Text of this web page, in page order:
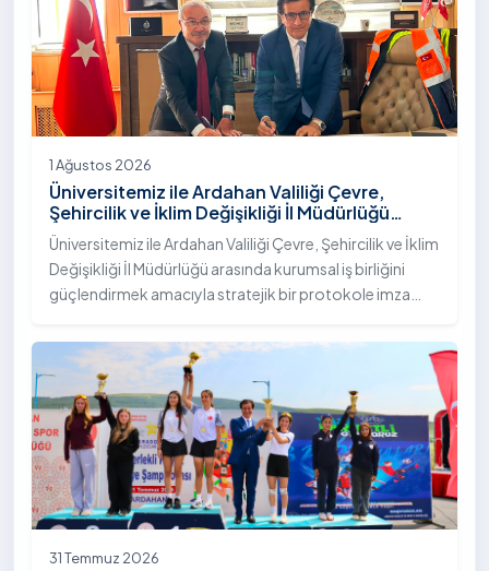
1 Ağustos 2026
Üniversitemiz ile Ardahan Valiliği Çevre,
Şehircilik ve İklim Değişikliği İl Müdürlüğü
Arasında İş Birliği Protokolü İmzalandı
Üniversitemiz ile Ardahan Valiliği Çevre, Şehircilik ve İklim
Değişikliği İl Müdürlüğü arasında kurumsal iş birliğini
güçlendirmek amacıyla stratejik bir protokole imza
31 Temmuz 2026